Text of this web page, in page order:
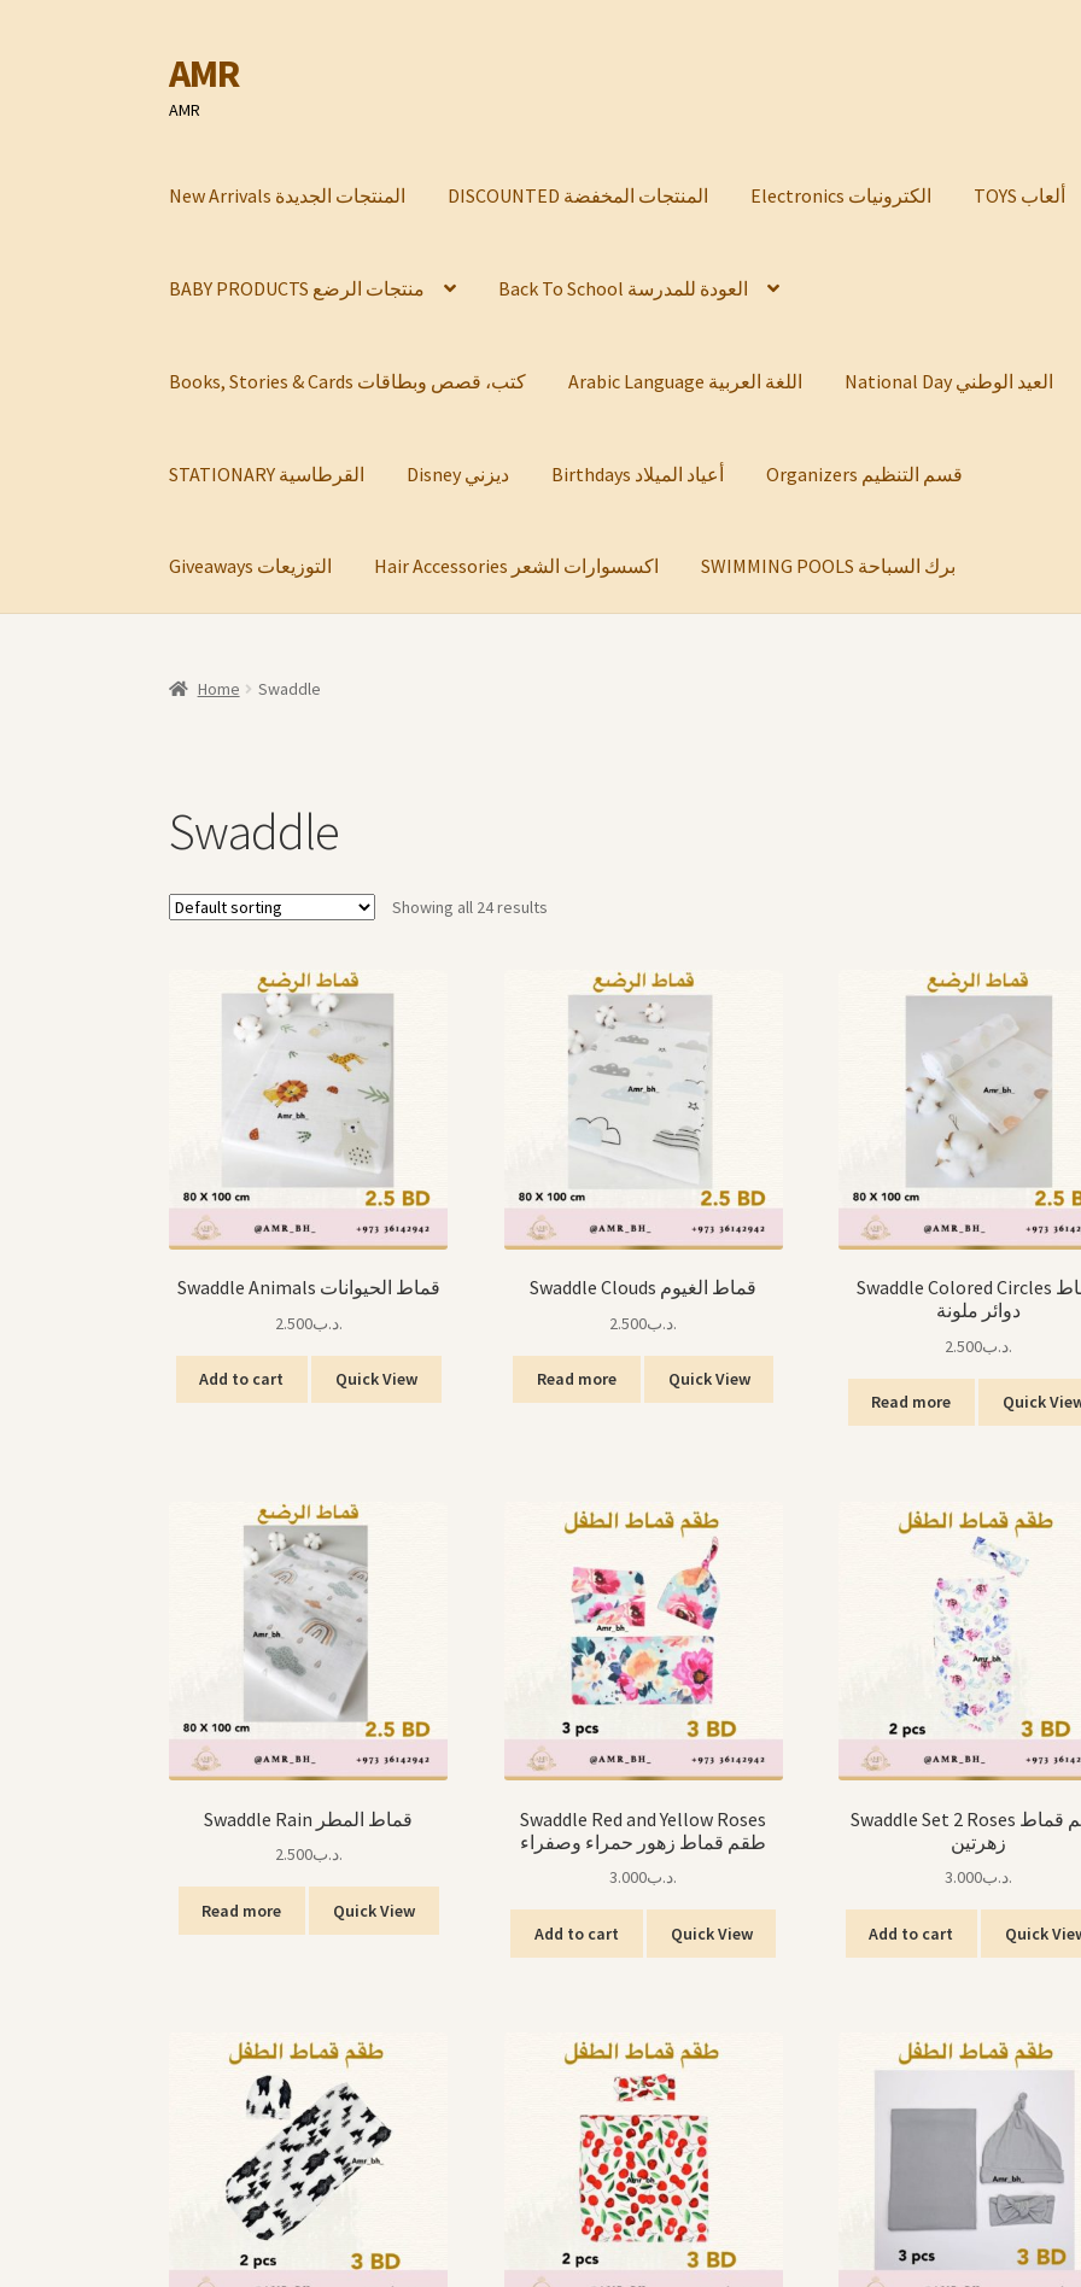
Skip
to
navigation
Skip
to
content
AMR
AMR
New Arrivals المنتجات الجديدة DISCOUNTED المنتجات المخفضة Electronics الكترونيات TOYS ألعاب
BABY PRODUCTS منتجات الرضع Back To School العودة للمدرسة
Books, Stories & Cards كتب، قصص وبطاقات Arabic Language اللغة العربية National Day العيد الوطني
STATIONARY القرطاسية Disney ديزني Birthdays أعياد الميلاد Organizers قسم التنظيم
Giveaways التوزيعات Hair Accessories اكسسوارات الشعر SWIMMING POOLS برك السباحة
Home Swaddle
Swaddle
Showing all 24 results
Swaddle Animals قماط الحيوانات
.د.ب2.500
Add to cart Quick View
Swaddle Clouds قماط الغيوم
.د.ب2.500
Read more Quick View
Swaddle Colored Circles قماط
دوائر ملونة
.د.ب2.500
Read more Quick
Swaddle Rain قماط المطر
.د.ب2.500
Read more Quick View
Swaddle Red and Yellow Roses
طقم قماط زهور حمراء وصفراء
.د.ب3.000
Add to cart Quick View
Swaddle Set 2 Roses طقم قماط
زهرتين
.د.ب3.000
Add to cart Quick